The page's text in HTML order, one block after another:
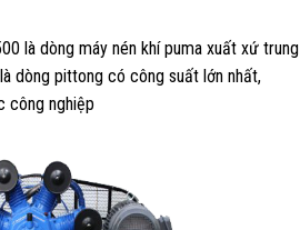
là dòng máy nén khí puma xuất xứ trung
dòng pittong có công suất lớn nhất,
công nghiệp